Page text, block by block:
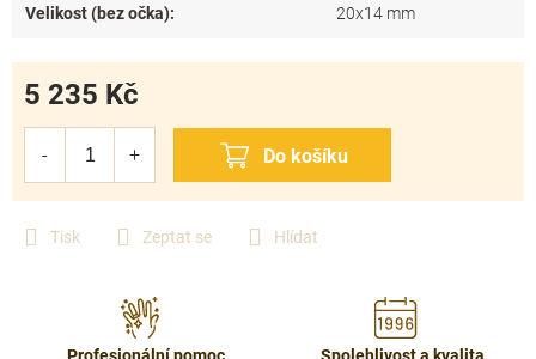
Tisk Zeptat se Hlídat
5 235 Kč
Velikost (bez očka): 20x14 mm